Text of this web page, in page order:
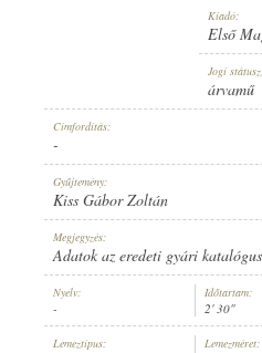
ELSŐ MAGYAR HANGLEMEZ
LEMEZSZÁM:
Kiadó:
Első
Jogi
árvamű
Címfordítás:
-
Gyűjtemény:
Kiss Gábor Zoltán
Megjegyzés:
Adatok az eredeti gyári
Nyelv:
-
Időtartam:
2' 30"
Lemeztípus: Lemezméret: